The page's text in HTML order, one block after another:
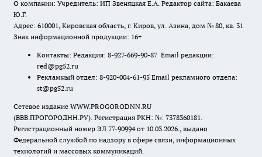
О компании: Учредитель: ИП Звеняцкая Е.А. Редактор сайта: Бакаева
Ю.Г.
Адрес: 610001, Кировская область, г. Киров, ул. Азина, дом № 80, кв. 31
Знак информационной продукции: 16+
Контакты: Редакция: 8-927-669-90-87 Email редакции:
red@pg52.ru
Рекламный отдел: 8-920-004-61-95 Email рекламного отдела:
st@pg52.ru
Сетевое издание WWW.PROGORODNN.RU
(ВВВ.ПРОГОРОДНН.РУ). Регистрация РКН: №: 7378360181.
Регистрационный номер ЭЛ 77-90994 от 10.03.2026., выдано
Федеральной службой по надзору в сфере связи, информационных
технологий и массовых коммуникаций.